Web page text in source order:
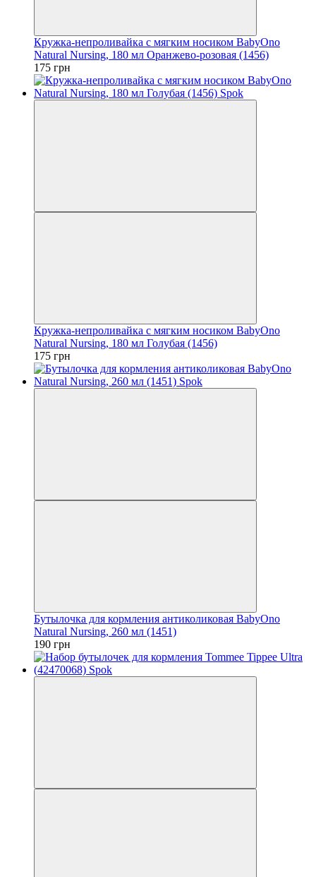
Кружка-непроливайка с мягким носиком BabyOno
Natural Nursing, 180 мл Оранжево-розовая (1456)
175 грн
Кружка-непроливайка с мягким носиком BabyOno
Natural Nursing, 180 мл Голубая (1456)
175 грн
Бутылочка для кормления антиколиковая BabyOno
Natural Nursing, 260 мл (1451)
190 грн